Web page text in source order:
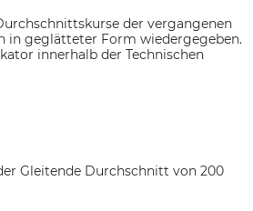
der vergangenen
in geglätteter Form wiedergegeben.
innerhalb der Technischen
Gleitende Durchschnitt von 200